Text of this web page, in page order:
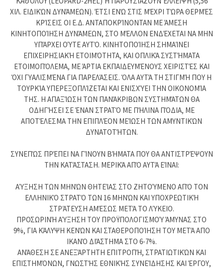
ΧΙΛ. ΕΙΔΙΚΏΝ ΔΥΝΆΜΕΩΝ). ΈΤΣΙ ΕΝΏ ΣΤΙΣ ΜΈΧΡΙ ΤΏΡΑ ΘΕΡΜΈΣ
ΚΡΊΣΕΙΣ ΟΙ Ε.Δ. ΑΝΤΑΠΟΚΡΊΝΟΝΤΑΝ ΜΕ ΆΜΕΣΗ
ΚΙΝΗΤΟΠΟΊΗΣΗ ΔΥΝΆΜΕΩΝ, ΣΤΟ ΜΈΛΛΟΝ ΕΝΔΈΧΕΤΑΙ ΝΑ ΜΗΝ
ΥΠΆΡΧΕΙ ΟΎΤΕ ΑΥΤΌ. ΚΙΝΗΤΟΠΟΊΗΣΗ ΣΗΜΑΊΝΕΙ
ΕΠΙΧΕΙΡΗΣΙΑΚΉ ΕΤΟΙΜΌΤΗΤΑ, ΚΑΙ ΟΠΛΙΚΆ ΣΥΣΤΉΜΑΤΑ
ΕΤΟΙΜΟΠΌΛΕΜΑ, ΜΕ ΆΡΤΙΑ ΕΚΠΑΙΔΕΥΜΈΝΟΥΣ ΧΕΙΡΙΣΤΈΣ ΚΑΙ
ΌΧΙ ΓΥΑΛΙΣΜΈΝΑ ΓΙΑ ΠΑΡΕΛΆΣΕΙΣ. ΌΛΑ ΑΥΤΆ ΤΗ ΣΤΙΓΜΉ ΠΟΥ Η
ΤΟΥΡΚΊΑ ΥΠΕΡΕΞΟΠΛΊΖΕΤΑΙ ΚΑΙ ΕΝΙΣΧΎΕΙ ΤΗΝ ΟΙΚΟΝΟΜΊΑ
ΤΗΣ. Η ΑΠΑΞΊΩΣΗ ΤΩΝ ΠΑΝΆΚΡΙΒΩΝ ΣΥΣΤΗΜΆΤΩΝ ΘΑ
ΟΔΗΓΉΣΕΙ ΣΕ ΈΝΑΝ ΣΤΡΑΤΌ ΜΕ ΠΉΛΙΝΑ ΠΌΔΙΑ, ΜΕ
ΑΠΟΤΈΛΕΣΜΑ ΤΗΝ ΕΠΙΠΛΈΟΝ ΜΕΊΩΣΗ ΤΩΝ ΑΜΥΝΤΙΚΏΝ
ΔΥΝΑΤΟΤΉΤΩΝ.
ΣΥΝΕΠΏΣ ΠΡΈΠΕΙ ΝΑ ΓΊΝΟΥΝ ΒΉΜΑΤΑ ΠΟΥ ΘΑ ΑΝΤΙΣΤΡΈΨΟΥΝ
ΤΗΝ ΚΑΤΆΣΤΑΣΗ. ΜΕΡΙΚΆ ΑΠΌ ΑΥΤΆ ΕΊΝΑΙ:
ΑΎΞΗΣΗ ΤΩΝ ΜΗΝΏΝ ΘΗΤΕΊΑΣ ΣΤΟ ΖΗΤΟΎΜΕΝΟ ΑΠΌ ΤΟΝ
ΕΛΛΗΝΙΚΌ ΣΤΡΑΤΌ ΤΩΝ 16 ΜΗΝΏΝ ΚΑΙ ΥΠΟΧΡΕΩΤΙΚΉ
ΣΤΡΆΤΕΥΣΗ ΑΜΈΣΩΣ ΜΕΤΆ ΤΟ ΛΎΚΕΙΟ.
ΠΡΟΣΩΡΙΝΉ ΑΎΞΗΣΗ ΤΟΥ ΠΡΟΫΠΟΛΟΓΙΣΜΟΎ ΆΜΥΝΑΣ ΣΤΟ
9%, ΓΙΑ ΚΆΛΥΨΗ ΚΕΝΏΝ ΚΑΙ ΣΤΑΘΕΡΟΠΟΊΗΣΗ ΤΟΥ ΜΕΤΆ ΑΠΟ
ΙΚΑΝΌ ΔΙΆΣΤΗΜΑ ΣΤΟ 6-7%.
ΑΝΆΘΕΣΗ ΣΕ ΑΝΕΞΆΡΤΗΤΗ ΕΠΙΤΡΟΠΉ, ΣΤΡΑΤΙΩΤΙΚΏΝ ΚΑΙ
ΕΠΙΣΤΗΜΌΝΩΝ, ΓΝΩΣΤΉΣ ΕΘΝΙΚΉΣ ΣΥΝΕΊΔΗΣΗΣ ΚΑΙ ΈΡΓΟΥ,